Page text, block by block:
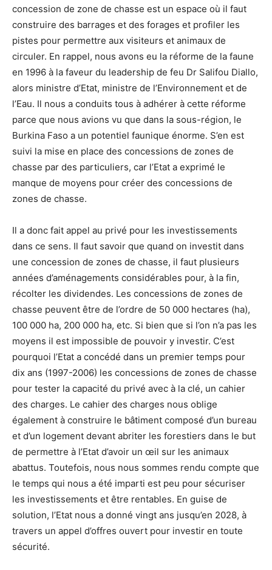
concession de zone de chasse est un espace où il faut
construire des barrages et des forages et profiler les
pistes pour permettre aux visiteurs et animaux de
circuler. En rappel, nous avons eu la réforme de la faune
en 1996 à la faveur du leadership de feu Dr Salifou Diallo,
alors ministre d’Etat, ministre de l’Environnement et de
l’Eau. Il nous a conduits tous à adhérer à cette réforme
parce que nous avions vu que dans la sous-région, le
Burkina Faso a un potentiel faunique énorme. S’en est
suivi la mise en place des concessions de zones de
chasse par des particuliers, car l’Etat a exprimé le
manque de moyens pour créer des concessions de
zones de chasse.
Il a donc fait appel au privé pour les investissements
dans ce sens. Il faut savoir que quand on investit dans
une concession de zones de chasse, il faut plusieurs
années d’aménagements considérables pour, à la fin,
récolter les dividendes. Les concessions de zones de
chasse peuvent être de l’ordre de 50 000 hectares (ha),
100 000 ha, 200 000 ha, etc. Si bien que si l’on n’a pas les
moyens il est impossible de pouvoir y investir. C’est
pourquoi l’Etat a concédé dans un premier temps pour
dix ans (1997-2006) les concessions de zones de chasse
pour tester la capacité du privé avec à la clé, un cahier
des charges. Le cahier des charges nous oblige
également à construire le bâtiment composé d’un bureau
et d’un logement devant abriter les forestiers dans le but
de permettre à l’Etat d’avoir un œil sur les animaux
abattus. Toutefois, nous nous sommes rendu compte que
le temps qui nous a été imparti est peu pour sécuriser
les investissements et être rentables. En guise de
solution, l’Etat nous a donné vingt ans jusqu’en 2028, à
travers un appel d’offres ouvert pour investir en toute
sécurité.